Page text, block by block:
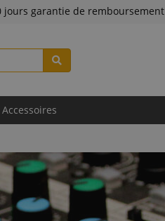
jours garantie de remboursement
Accessoires